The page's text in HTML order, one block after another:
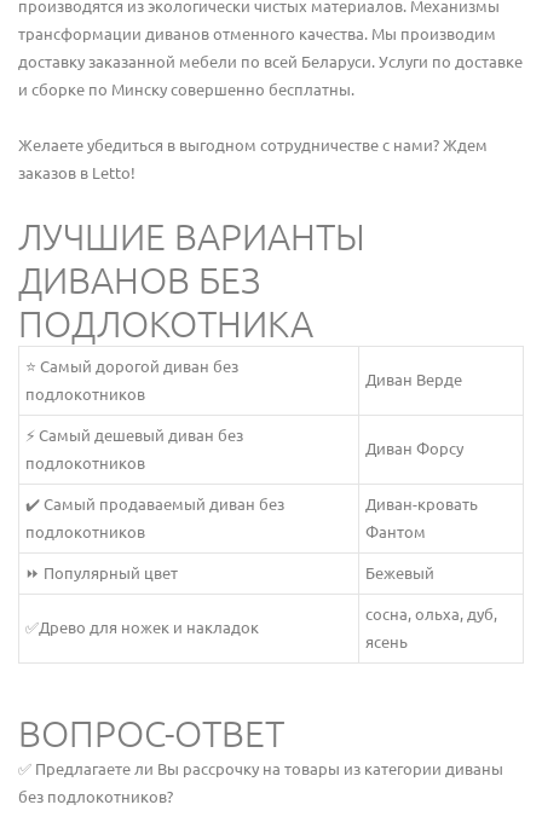
производятся из экологически чистых материалов. Механизмы
трансформации диванов отменного качества. Мы производим
доставку заказанной мебели по всей Беларуси. Услуги по доставке
и сборке по Минску совершенно бесплатны.
Желаете убедиться в выгодном сотрудничестве с нами? Ждем
заказов в Letto!
ЛУЧШИЕ ВАРИАНТЫ
ДИВАНОВ БЕЗ
ПОДЛОКОТНИКА
⭐️ Самый дорогой диван без
подлокотников
Диван Верде
⚡ Самый дешевый диван без
подлокотников
Диван Форсу
✔️ Самый продаваемый диван без
подлокотников
Диван-кровать
Фантом
⏩ Популярный цвет Бежевый
✅Древо для ножек и накладок
сосна, ольха, дуб,
ясень
ВОПРОС-ОТВЕТ
✅ Предлагаете ли Вы рассрочку на товары из категории диваны
без подлокотников?